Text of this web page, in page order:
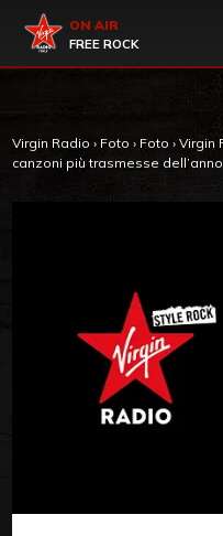
Virgin Radio
ON AIR
FREE ROCK
Virgin Radio › Foto › Foto › Virgin
canzoni più trasmesse dell’anno